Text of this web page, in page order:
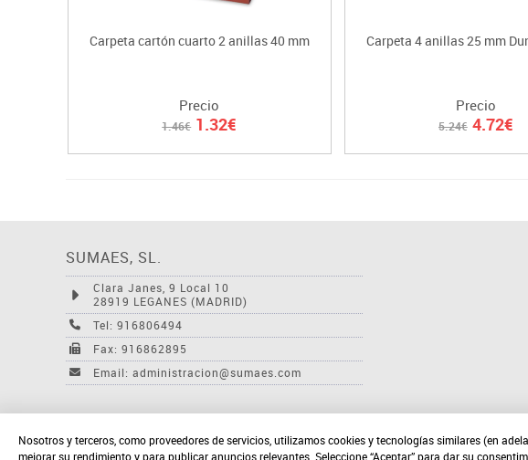
Carpeta cartón cuarto 2 anillas 40 mm
Precio
1.46€ 1.32€
Carpeta 4 anillas 25 mm
Precio
5.24€ 4.72€
SUMAES, SL.
Clara Janes, 9 Local 10
28919 LEGANES (MADRID)
Tel: 916806494
Fax: 916862895
Email: administracion@sumaes.com
Nosotros y terceros, como proveedores de servicios, utilizamos cookies y tecnologías similares (en
mejorar su rendimiento y para publicar anuncios relevantes. Seleccione “Aceptar” para dar su